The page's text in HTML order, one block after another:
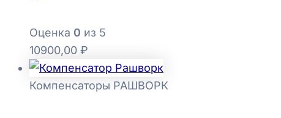
Оценка 0 из 5
10900,00 ₽
Компенсаторы РАШВОРК